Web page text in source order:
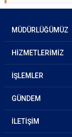
MÜDÜRLÜĞÜMÜZ
HİZMETLERİMİZ
İŞLEMLER
GÜNDEM
İLETİŞİM